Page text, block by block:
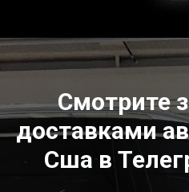
Смотрите
доставками
Сша в